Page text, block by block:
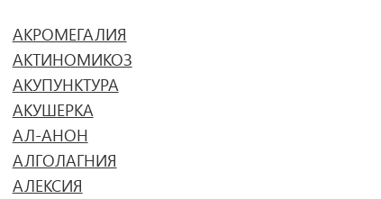
АКРОМЕГАЛИЯ
АКТИНОМИКОЗ
АКУПУНКТУРА
АКУШЕРКА
АЛ-АНОН
АЛГОЛАГНИЯ
АЛЕКСИЯ